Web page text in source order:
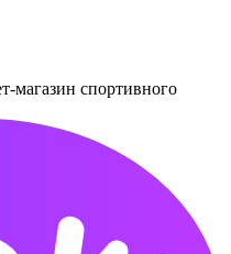
магазин спортивного